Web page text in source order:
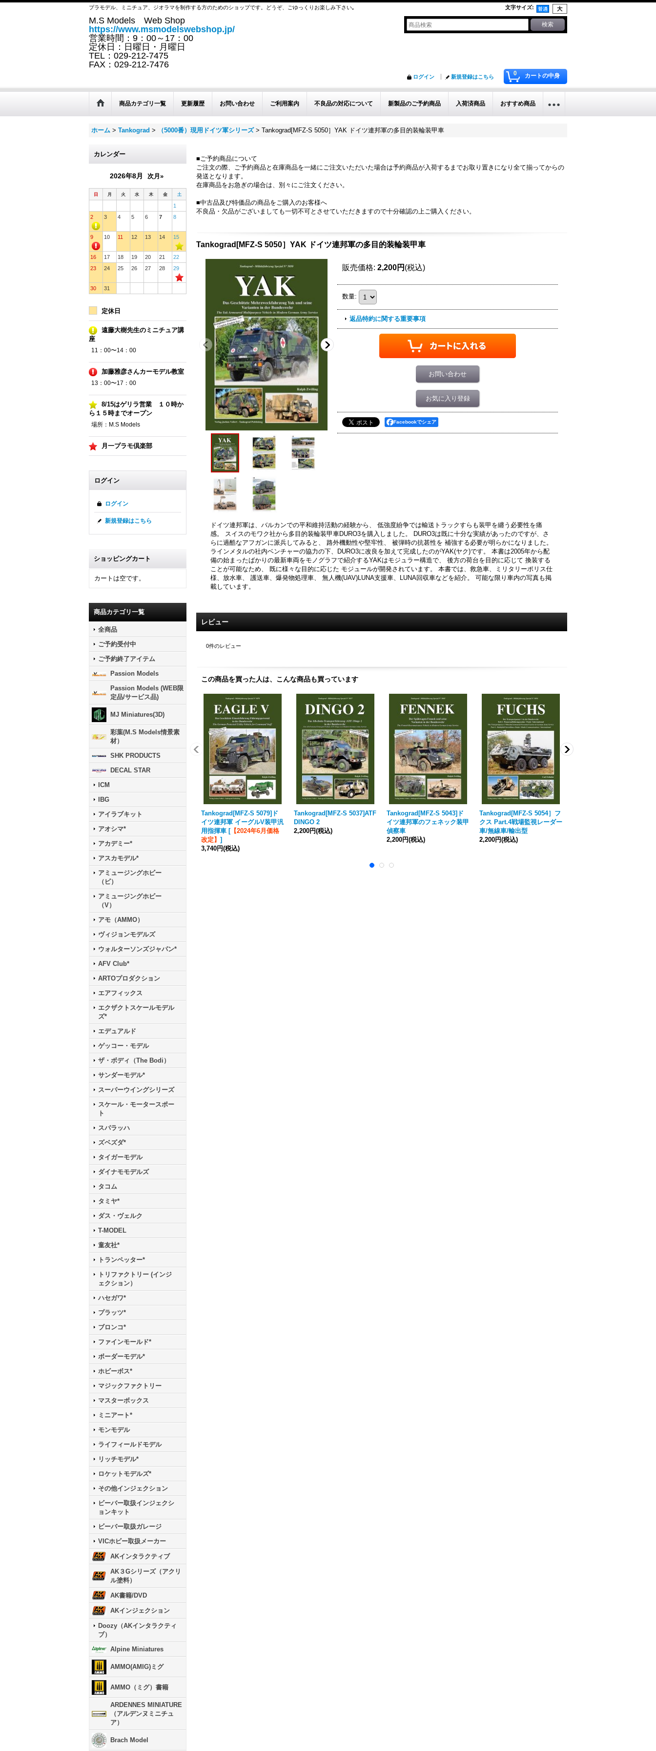
プラモデル、ミニチュア、ジオラマを制作する方のためのショップです。どうぞ、ごゆっくりお楽しみ下さい｡ 文字サイズ:
M.S Models Web Shop
https://www.msmodelswebshop.jp/
営業時間：9：00～17：00
定休日：日曜日・月曜日
TEL：029-212-7475
FAX：029-212-7476
0 カートの中身
ログイン 新規登録はこちら
商品カテゴリ一覧 更新履歴 お問い合わせ ご利用案内 不良品の対応について 新製品のご予約商品 入荷済商品 おすすめ商品
ホーム > Tankograd > （5000番）現用ドイツ軍シリーズ > Tankograd[MFZ-S 5050］YAK ドイツ連邦軍の多目的装輪装甲車
カレンダー
2026年8月 次月»
日 月 火 水 木 金 土
1
2
3 4 5 6 7 8
9 10 11 12 13 14 15
16 17 18 19 20 21
22
23
24 25 26 27 28 29
30 31
定休日
遠藤大樹先生のミニチュア講
座
11：00〜14：00
加藤雅彦さんカーモデル教室
13：00〜17：00
8/15はゲリラ営業 １０時か
ら１５時までオープン
場所：M.S Models
月一プラモ倶楽部
ログイン
ログイン
新規登録はこちら
ショッピングカート
カートは空です。
商品カテゴリ一覧
全商品
ご予約受付中
ご予約終了アイテム
Passion Models
Passion Models (WEB限
定品/サービス品)
MJ Miniatures(3D)
彩葉(M.S Models情景素
材）
SHK PRODUCTS
DECAL STAR
ICM
IBG
アイラブキット
アオシマ*
アカデミー*
アスカモデル*
アミュージングホビー
（ビ）
アミュージングホビー
（V）
アモ（AMMO）
ヴィジョンモデルズ
ウォルターソンズジャパン*
AFV Club*
ARTOプロダクション
エアフィックス
エクザクトスケールモデル
ズ*
エデュアルド
ゲッコー・モデル
ザ・ボディ（The Bodi）
サンダーモデル*
スーパーウイングシリーズ
スケール・モータースポー
ト
スパラッハ
ズベズダ*
タイガーモデル
ダイナモモデルズ
タコム
タミヤ*
ダス・ヴェルク
T-MODEL
童友社*
トランペッター*
トリファクトリー (インジ
ェクション）
ハセガワ*
プラッツ*
ブロンコ*
ファインモールド*
ボーダーモデル*
ホビーボス*
マジックファクトリー
マスターボックス
ミニアート*
モンモデル
ライフィールドモデル
リッチモデル*
ロケットモデルズ*
その他インジェクション
ビーバー取扱インジェクシ
ョンキット
ビーバー取扱ガレージ
VICホビー取扱メーカー
AKインタラクティブ
AK３Gシリーズ（アクリ
ル塗料）
AK書籍/DVD
AKインジェクション
Doozy（AKインタラクティ
ブ）
Alpine Miniatures
AMMO(AMIG)ミグ
AMMO（ミグ）書籍
ARDENNES MINIATURE
（アルデンヌミニチュ
ア）
Brach Model
■ご予約商品について
ご注文の際、ご予約商品と在庫商品を一緒にご注文いただいた場合は予約商品が入荷するまでお取り置きになり全て揃ってからの
発送となります。
在庫商品をお急ぎの場合は、別々にご注文ください。
■中古品及び特価品の商品をご購入のお客様へ
不良品・欠品がございましても一切不可とさせていただきますので十分確認の上ご購入ください。
Tankograd[MFZ-S 5050］YAK ドイツ連邦軍の多目的装輪装甲車
販売価格: 2,200円 (税込)
数量:
返品特約に関する重要事項
お問い合わせ
お気に入り登録
Facebookでシェア
ドイツ連邦軍は、バルカンでの平和維持活動の経験から、 低強度紛争では輸送トラックすらも装甲を纏う必要性を痛
感。 スイスのモワク社から多目的装輪装甲車DURO3を購入しました。 DURO3は既に十分な実績があったのですが、さ
らに過酷なアフガンに派兵してみると、 路外機動性や堅牢性、 被弾時の抗甚性を 補強する必要が明らかになりました。
ラインメタルの社内ベンチャーの協力の下、DURO3に改良を加えて完成したのがYAK(ヤク)です。 本書は2005年から配
備の始まったばかりの最新車両をモノグラフで紹介するYAKはモジュラー構造で、 後方の荷台を目的に応じて 換装する
ことが可能なため、 既に様々な目的に応じた モジュールが開発されています。 本書では、救急車、ミリタリーポリス仕
様、放水車、 護送車、爆発物処理車、 無人機(UAV)LUNA支援車、LUNA回収車などを紹介。 可能な限り車内の写真も掲
載しています。
レビュー
0件のレビュー
この商品を買った人は、こんな商品も買っています
Tankograd[MFZ-S 5079]ド
イツ連邦軍 イーグルV装甲汎
用指揮車 [【2024年6月価格
改定】 ]
3,740円(税込)
Tankograd[MFZ-S 5037]ATF
DINGO 2
2,200円(税込)
Tankograd[MFZ-S 5043]ド
イツ連邦軍のフェネック装甲
偵察車
2,200円(税込)
Tankograd[MFZ-S 5054］フ
クス Part.4戦場監視レーダー
車/無線車/輸出型
2,200円(税込)